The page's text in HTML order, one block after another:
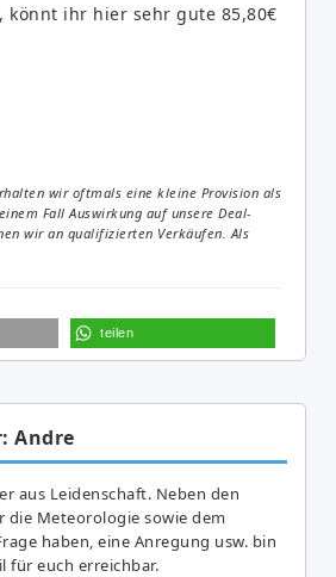
könnt ihr hier sehr gute 85,80€
wir oftmals eine kleine Provision als
Fall Auswirkung auf unsere Deal-
wir an qualifizierten Verkäufen. Als
teilen
Andre
aus Leidenschaft. Neben den
die Meteorologie sowie dem
haben, eine Anregung usw. bin
für euch erreichbar.